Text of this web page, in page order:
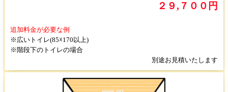
２９,７００円
追加料金が必要な例
※広いトイレ(85☓170以上)
※階段下のトイレの場合
別途お見積いたします